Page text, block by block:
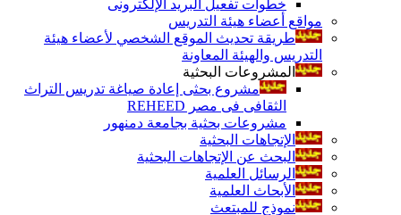
خطوات تفعيل البريد الإلكترونى
مواقع أعضاء هيئة التدريس
طريقة تحديث الموقع الشخصي لأعضاء هيئة
التدريس والهيئة المعاونة
المشروعات البحثية
مشروع بحثى إعادة صياغة تدريس التراث
الثقافى فى مصر REHEED
مشروعات بحثية بجامعة دمنهور
الإتجاهات البحثية
البحث عن الإتجاهات البحثية
الرسائل العلمية
الأبحاث العلمية
نموذج للمبتعث